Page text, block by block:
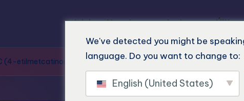
Inicio Nuestros productos
(4-etilmetcatinona) en línea - Calidad superior de laboratorio
We've detected you might be
language. Do you want to change to:
English (United States)